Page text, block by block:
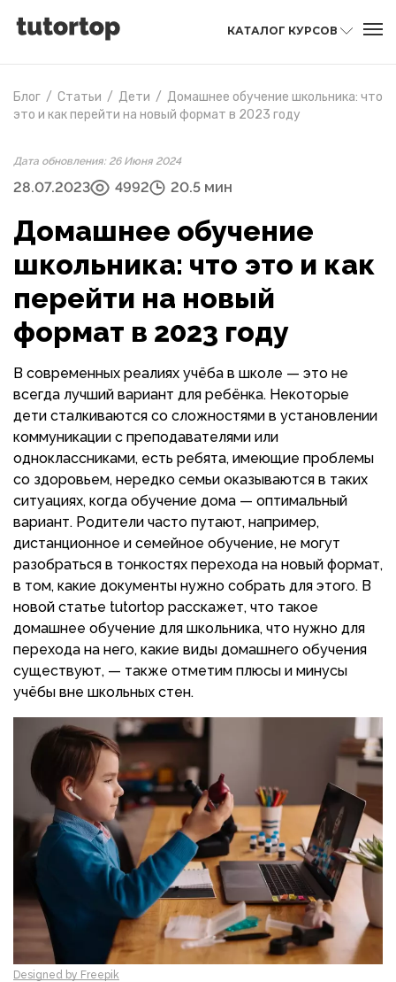
КАТАЛОГ КУРСОВ
Блог / Статьи / Дети / Домашнее обучение школьника: что
это и как перейти на новый формат в 2023 году
Дата обновления: 26 Июня 2024
28.07.2023 4992 20.5 мин
Домашнее обучение
школьника: что это и как
перейти на новый
формат в 2023 году
В современных реалиях учёба в школе — это не
всегда лучший вариант для ребёнка. Некоторые
дети сталкиваются со сложностями в установлении
коммуникации с преподавателями или
одноклассниками, есть ребята, имеющие проблемы
со здоровьем, нередко семьи оказываются в таких
ситуациях, когда обучение дома — оптимальный
вариант. Родители часто путают, например,
дистанционное и семейное обучение, не могут
разобраться в тонкостях перехода на новый формат,
в том, какие документы нужно собрать для этого. В
новой статье tutortop расскажет, что такое
домашнее обучение для школьника, что нужно для
перехода на него, какие виды домашнего обучения
существуют, — также отметим плюсы и минусы
учёбы вне школьных стен.
Designed by Freepik